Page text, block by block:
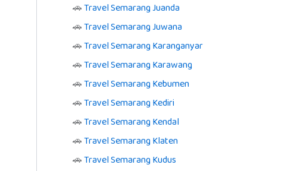
🚗Travel Semarang Juanda
🚗Travel Semarang Juwana
🚗Travel Semarang Karanganyar
🚗Travel Semarang Karawang
🚗Travel Semarang Kebumen
🚗Travel Semarang Kediri
🚗Travel Semarang Kendal
🚗Travel Semarang Klaten
🚗Travel Semarang Kudus